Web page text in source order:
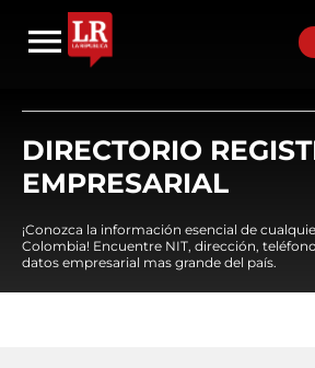
DIRECTORIO
EMPRESARIAL
¡Conozca la información esencial de
Colombia! Encuentre NIT, dirección,
datos empresarial mas grande del país.